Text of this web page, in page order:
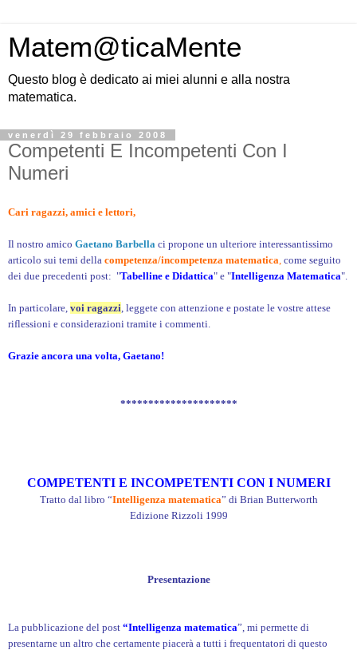
Matem@ticaMente
Questo blog è dedicato ai miei alunni e alla nostra
matematica.
venerdì 29 febbraio 2008
Competenti E Incompetenti Con I
Numeri
Cari ragazzi, amici e lettori,
Il nostro amico Gaetano Barbella ci propone un ulteriore interessantissimo
articolo sui temi della competenza/incompetenza matematica come seguito
dei due precedenti post: "Tabelline e Didattica" e "Intelligenza Matematica".
In particolare, voi ragazzi , leggete con attenzione e postate le vostre attese
riflessioni e considerazioni tramite i commenti.
Grazie ancora una volta, Gaetano!
*********************
COMPETENTI E INCOMPETENTI CON I NUMERI
Tratto dal libro “Intelligenza matematica” di Brian Butterworth
Edizione Rizzoli 1999
Presentazione
La pubblicazione del post “Intelligenza matematica”, mi permette di
presentarne un altro che certamente piacerà a tutti i frequentatori di questo